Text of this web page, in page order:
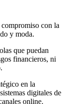
con la
y moda.
que puedan
financieros, ni
en la
digitales de
online.